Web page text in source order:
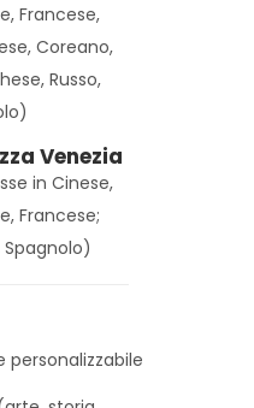
Francese,
Coreano,
Russo,
Venezia
in Cinese,
Francese;
Spagnolo)